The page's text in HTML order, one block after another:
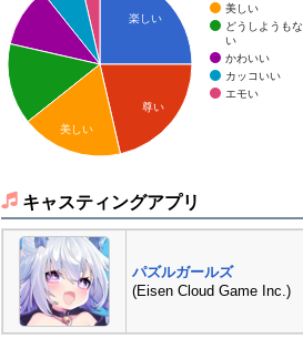
美しい
どうしようもな
い
かわいい
カッコいい
エモい
楽しい
尊い
美しい
キャスティングアプリ
パズルガールズ
(Eisen Cloud Game Inc.)